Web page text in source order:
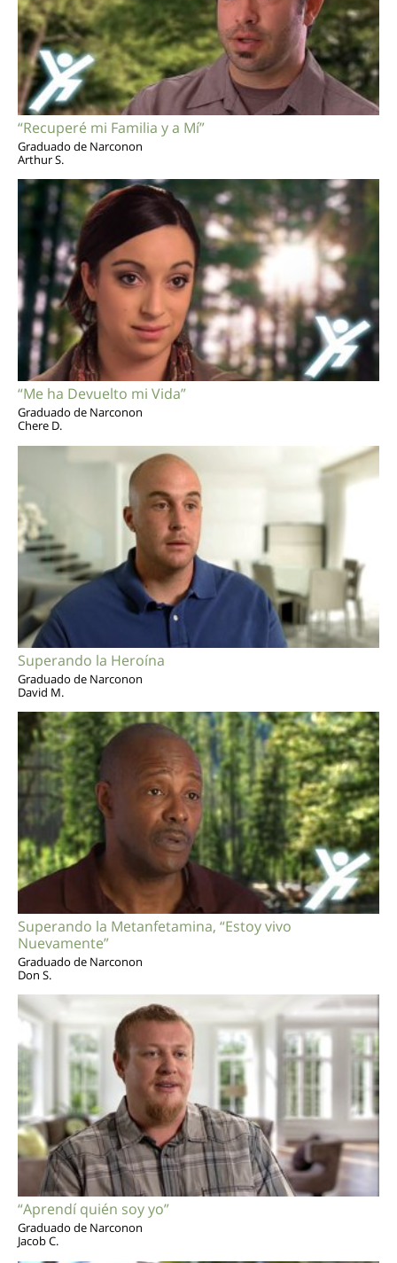
“Recuperé mi Familia y a Mí”
Graduado de Narconon
Arthur S.
“Me ha Devuelto mi Vida”
Graduado de Narconon
Chere D.
Superando la Heroína
Graduado de Narconon
David M.
Superando la Metanfetamina, “Estoy vivo
Nuevamente”
Graduado de Narconon
Don S.
“Aprendí quién soy yo”
Graduado de Narconon
Jacob C.